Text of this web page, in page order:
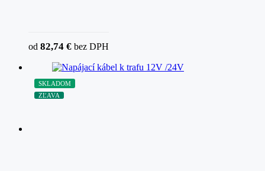
od 82,74 € bez DPH
SKLADOM
ZĽAVA